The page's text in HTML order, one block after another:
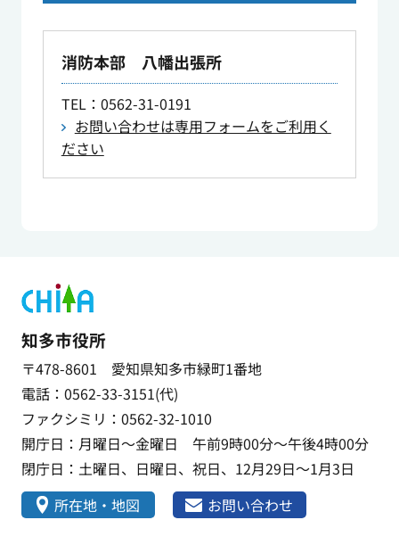
消防本部 八幡出張所
TEL ：0562-31-0191
お問い合わせは専用フォームをご利用く
ださい
知多市役所
〒478-8601 愛知県知多市緑町1番地
電話：0562-33-3151(代)
ファクシミリ：0562-32-1010
開庁日：月曜日～金曜日 午前9時00分～午後4時00分
閉庁日：土曜日、日曜日、祝日、12月29日～1月3日
所在地・地図
お問い合わせ